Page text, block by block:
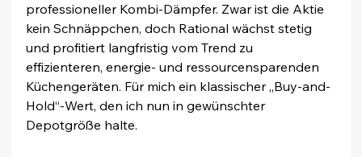
professioneller Kombi-Dämpfer. Zwar ist die Aktie
kein Schnäppchen, doch Rational wächst stetig
und profitiert langfristig vom Trend zu
effizienteren, energie- und ressourcensparenden
Küchengeräten. Für mich ein klassischer „Buy-and-
Hold“-Wert, den ich nun in gewünschter
Depotgröße halte.